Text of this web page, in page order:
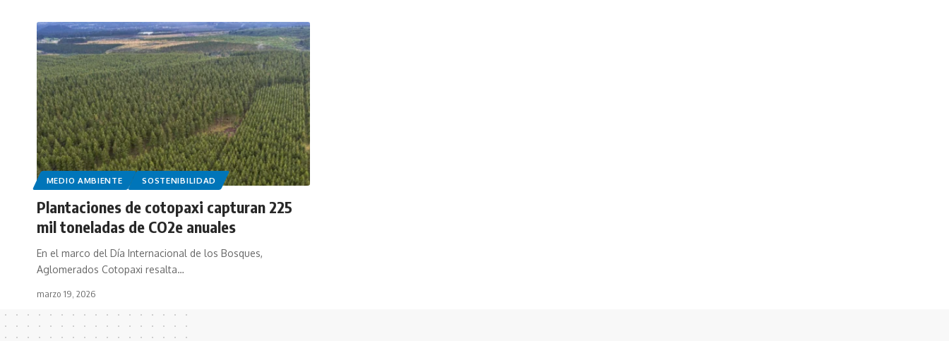
MEDIO AMBIENTE SOSTENIBILIDAD
Plantaciones de cotopaxi capturan 225
mil toneladas de CO2e anuales
En el marco del Día Internacional de los Bosques,
Aglomerados Cotopaxi resalta…
marzo 19, 2026